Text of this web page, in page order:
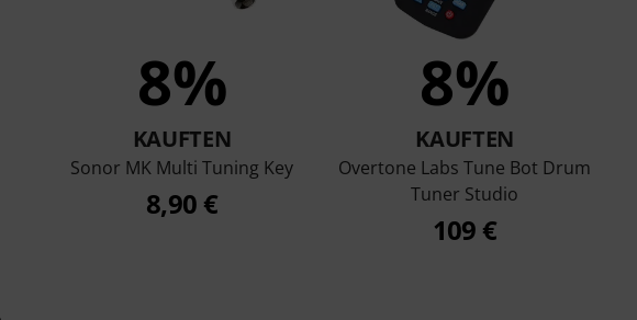
8%
KAUFTEN
Sonor MK Multi Tuning Key
8,90 €
8%
KAUFTEN
Overtone Labs Tune Bot Drum
Tuner Studio
109 €